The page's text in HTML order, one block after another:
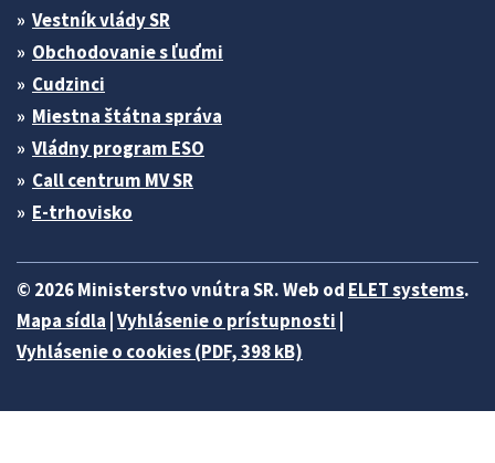
Vestník vlády SR
Obchodovanie s ľuďmi
Cudzinci
Miestna štátna správa
Vládny program ESO
Call centrum MV SR
E-trhovisko
© 2026 Ministerstvo vnútra SR. Web od ELET systems.
Mapa sídla Vyhlásenie o prístupnosti
Vyhlásenie o cookies (PDF, 398 kB)